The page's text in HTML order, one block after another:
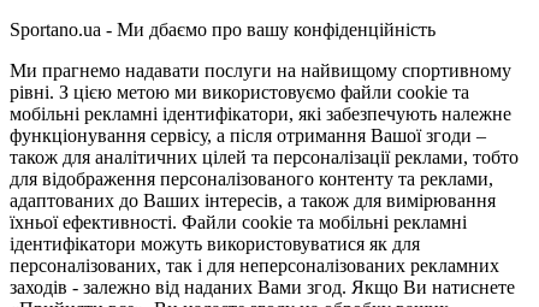
Sportano.ua - Ми дбаємо про вашу конфіденційність
Ми прагнемо надавати послуги на найвищому спортивному
рівні. З цією метою ми використовуємо файли cookie та
мобільні рекламні ідентифікатори, які забезпечують належне
функціонування сервісу, а після отримання Вашої згоди –
також для аналітичних цілей та персоналізації реклами, тобто
для відображення персоналізованого контенту та реклами,
адаптованих до Ваших інтересів, а також для вимірювання
їхньої ефективності. Файли cookie та мобільні рекламні
ідентифікатори можуть використовуватися як для
персоналізованих, так і для неперсоналізованих рекламних
заходів - залежно від наданих Вами згод. Якщо Ви натиснете